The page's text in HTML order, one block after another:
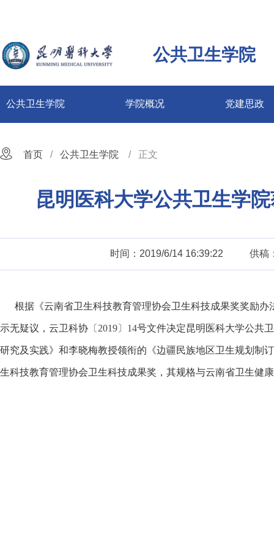
公共卫生学院
公共卫生学院 学院概况 党建思政
首页 公共卫生学院 正文
昆明医科大学公共卫生学
时间：2019/6/14 16:39:22 供稿
根据《云南省卫生科技教育管理协会卫生科技成果奖奖励
示无疑议，云卫科协 〔 2019〕 14号文件决定昆明医科大学公共
研究及实践》和李晓梅教授领衔的《边疆民族地区卫生规划制
生科技教育管理协会卫生科技成果奖，其规格与云南省卫生健